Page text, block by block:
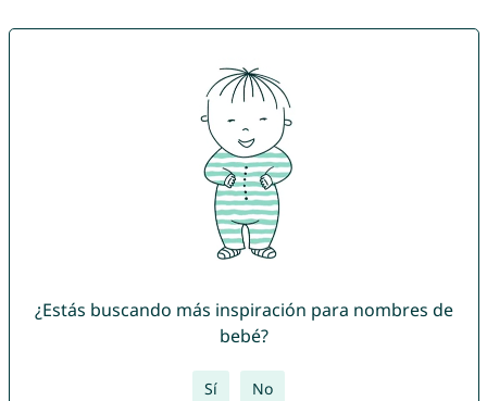
¿Estás buscando más inspiración para nombres de
bebé?
Sí No